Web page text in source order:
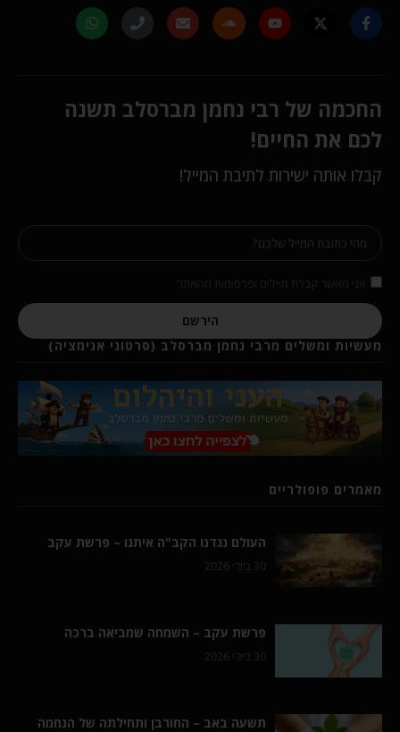
החכמה של רבי נחמן מברסלב תשנה
לכם את החיים!
קבלו אותה ישירות לתיבת המייל!
הירשם
מעשיות ומשלים מרבי נחמן מברסלב (סרטוני אנימציה)
מאמרים פופולריים
העולם נגדנו הקב"ה איתנו – פרשת עקב
30 ביולי 2026
פרשת עקב – השמחה שמביאה ברכה
30 ביולי 2026
תשעה באב – החורבן ותחילתה של הנחמה